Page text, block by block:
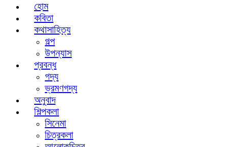
হোম
কবিতা
কথাসাহিত্য
গল্প
উপন্যাস
প্রবন্ধ
গদ্য
ভ্রমণগদ্য
অনুবাদ
শিল্পকলা
সিনেমা
চিত্রকলা